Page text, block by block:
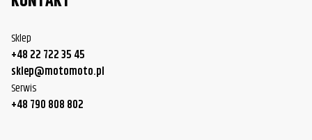
Sklep
+48 22 722 35 45
sklep@motomoto.pl
Serwis
+48 790 808 802